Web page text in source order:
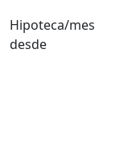
Hipoteca/mes
desde